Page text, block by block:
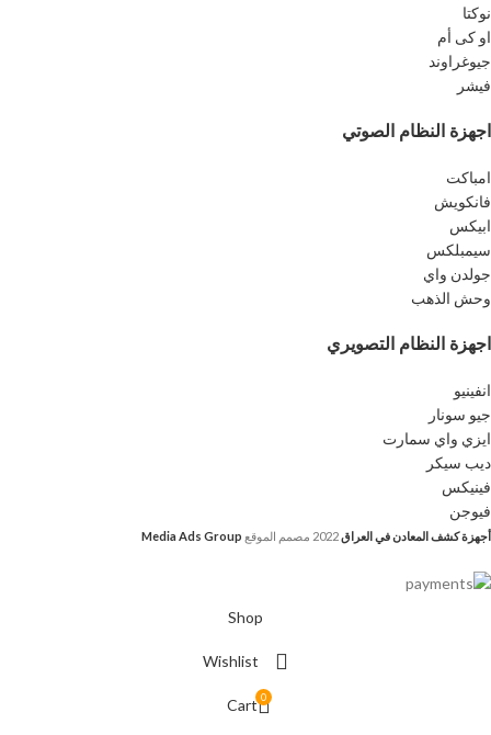
نوكتا
او كى أم
جيوغراوند
فيشر
اجهزة النظام الصوتي
امباكت
فانكويش
ابيكس
سيمبلكس
جولدن واي
وحش الذهب
اجهزة النظام التصويري
انفينيو
جيو سونار
ايزي واي سمارت
ديب سيكر
فينيكس
فيوجن
أجهزة كشف المعادن في العراق2022 مصمم الموقع Media Ads Group
Shop
Wishlist
0
Cart